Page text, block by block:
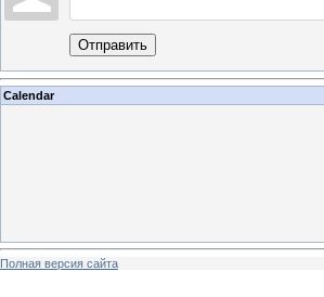
Отправить
Calendar
Полная версия сайта